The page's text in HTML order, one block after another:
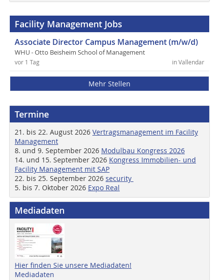
Facility Management Jobs
Associate Director Campus Management (m/w/d)
WHU - Otto Beisheim School of Management
in Vallendar
vor 1 Tag
Mehr Stellen
Termine
21. bis 22. August 2026 Vertragsmanagement im Facility
Management
8. und 9. September 2026 Modulbau Kongress 2026
14. und 15. September 2026 Kongress Immobilien- und
Facility Management mit SAP
22. bis 25. September 2026 security
5. bis 7. Oktober 2026 Expo Real
Mediadaten
Hier finden Sie unsere Mediadaten!
Mediadaten